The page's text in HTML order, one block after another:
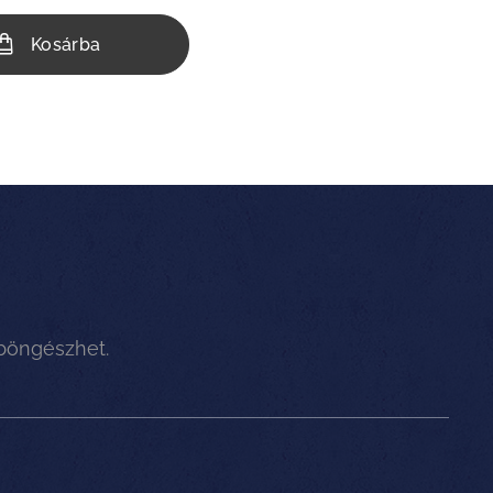
Kosárba